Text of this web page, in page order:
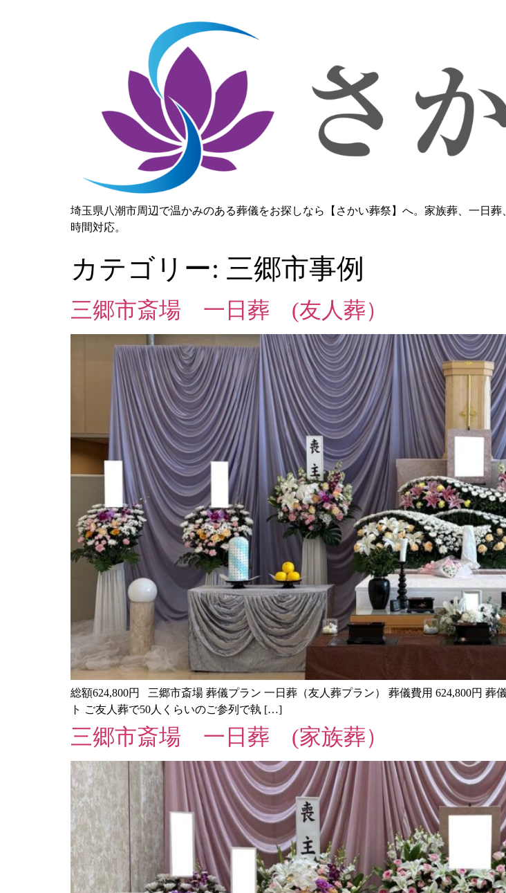
埼玉県八潮市周辺で温かみのある葬儀をお探しなら【さかい葬祭】へ。家族葬、一日
時間対応。
カテゴリー: 三郷市事例
三郷市斎場 一日葬 (友人葬）
総額624,800円 三郷市斎場 葬儀プラン 一日葬（友人葬プラン） 葬儀費用 624,800円 葬
ト ご友人葬で50人くらいのご参列で執 […]
三郷市斎場 一日葬 (家族葬）